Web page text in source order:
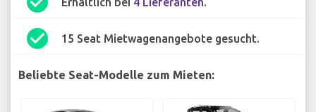
check_circle 15 Seat Mietwagenangebote gesucht.
Beliebte Seat-Modelle zum Mieten: